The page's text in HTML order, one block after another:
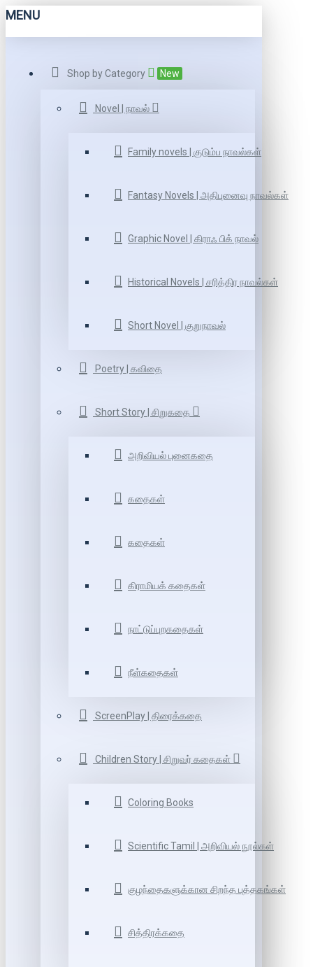
MENU
Shop by Category New
Novel | நாவல்
Family novels | குடும்ப நாவல்கள்
Fantasy Novels | அதிபுனைவு நாவல்கள்
Graphic Novel | கிராஃ பிக் நாவல்
Historical Novels | சரித்திர நாவல்கள்
Short Novel | குறுநாவல்
Poetry | கவிதை
Short Story | சிறுகதை
அறிவியல் புனைகதை
கதைகள்
கதைகள்
கிராமியக் கதைகள்
நாட்டுப்புறகதைகள்
நீள்கதைகள்
ScreenPlay | திரைக்கதை
Children Story | சிறுவர் கதைகள்
Coloring Books
Scientific Tamil | அறிவியல் நூல்கள்
குழந்தைகளுக்கான சிறந்த புத்தகங்கள்
சித்திரக்கதை